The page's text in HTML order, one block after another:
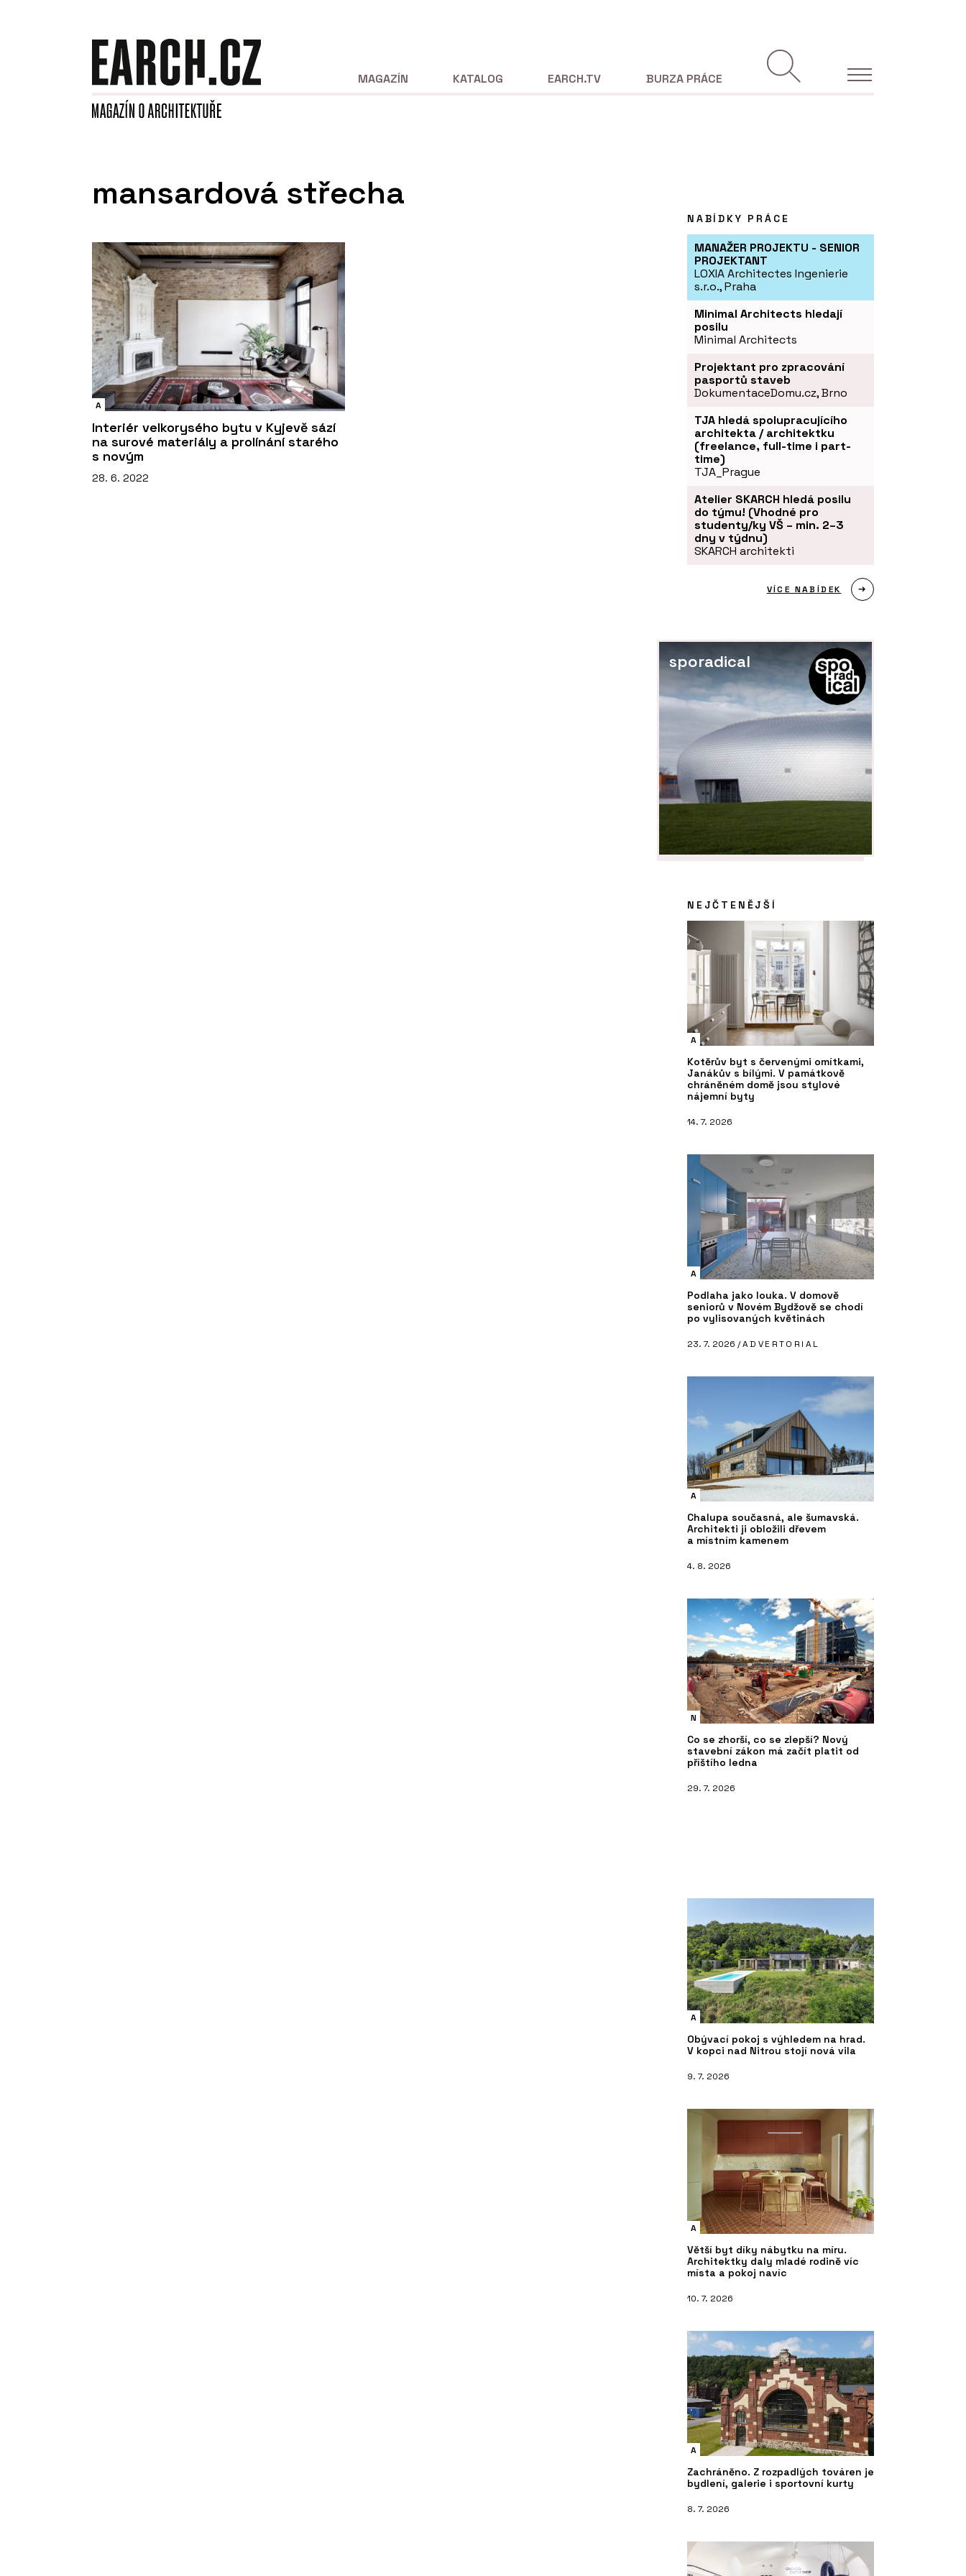
MAGAZÍN KATALOG EARCH.TV BURZA PRÁCE
mansardová střecha
A
Interiér velkorysého bytu v Kyjevě sází
na surové materiály a prolínání starého
s novým
28. 6. 2022
NABÍDKY PRÁCE
MANAŽER PROJEKTU - SENIOR
PROJEKTANT
LOXIA Architectes Ingenierie
s.r.o., Praha
Minimal Architects hledají
posilu
Minimal Architects
Projektant pro zpracování
pasportů staveb
DokumentaceDomu.cz, Brno
TJA hledá spolupracujícího
architekta / architektku
(freelance, full-time i part-
time)
TJA_Prague
Atelier SKARCH hledá posilu
do týmu! (Vhodné pro
studenty/ky VŠ – min. 2–3
dny v týdnu)
SKARCH architekti
VÍCE NABÍDEK
sporadical
NEJČTENĚJŠÍ
A
Kotěrův byt s červenými omítkami,
Janákův s bílými. V památkově
chráněném domě jsou stylové
nájemní byty
14. 7. 2026
A
Podlaha jako louka. V domově
seniorů v Novém Bydžově se chodí
po vylisovaných květinách
23. 7. 2026 /ADVERTORIAL
A
Chalupa současná, ale šumavská.
Architekti ji obložili dřevem
a místním kamenem
4. 8. 2026
N
Co se zhorší, co se zlepší? Nový
stavební zákon má začít platit od
příštího ledna
29. 7. 2026
A
Obývací pokoj s výhledem na hrad.
V kopci nad Nitrou stojí nová vila
9. 7. 2026
A
Větší byt díky nábytku na míru.
Architektky daly mladé rodině víc
místa a pokoj navíc
10. 7. 2026
A
Zachráněno. Z rozpadlých továren je
bydlení, galerie i sportovní kurty
8. 7. 2026